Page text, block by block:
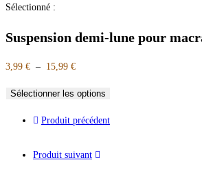
Sélectionné :
Suspension demi-lune pour
3,99 € – 15,99 €
Sélectionner les options
Produit précédent
Produit suivant